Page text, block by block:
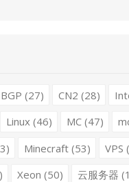
BGP (27) CN2 (28)
Linux(46) MC(47)
Minecraft(53) VPS
Xeon (50) 云服务器